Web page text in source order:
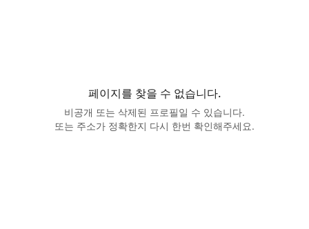
페이지를 찾을 수 없습니다.
비공개 또는 삭제된 프로필일 수 있습니다.
또는 주소가 정확한지 다시 한번 확인해주세요.